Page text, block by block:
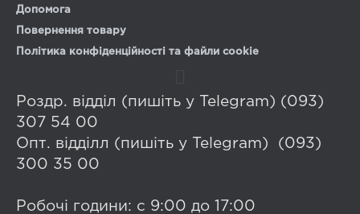
Допомога
Повернення товару
Політика конфіденційності та файли cookie
Роздр. відділ (пишіть у Telegram) (093)
307 54 00
Опт. відділл (пишіть у Telegram) (093)
300 35 00
Робочі години: с 9:00 до 17:00